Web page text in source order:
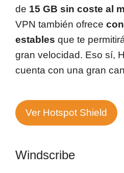
de 15 GB sin coste al
VPN también ofrece
estables que te
gran velocidad. Eso sí,
cuenta con una gran
Ver Hotspot Shield
Windscribe